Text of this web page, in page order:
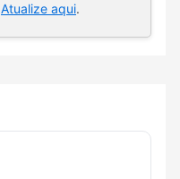
Atualize aqui.